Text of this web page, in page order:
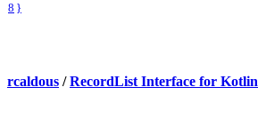
8 }
rcaldous / RecordList Interface for Kotlin